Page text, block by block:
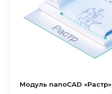
Модуль nanoCAD «Растр»